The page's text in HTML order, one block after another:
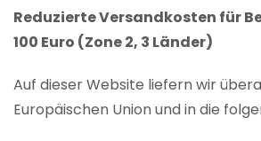
Reduzierte Versandkosten für
100 Euro (Zone 2, 3 Länder)
Auf dieser Website liefern wir
Europäischen Union und in die